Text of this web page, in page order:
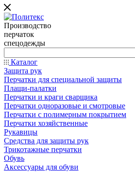
Производство
перчаток
спецодежды
Каталог
Защита рук
Перчатки для специальной защиты
Плащи-палатки
Перчатки и краги сварщика
Перчатки одноразовые и смотровые
Перчатки с полимерным покрытием
Перчатки хозяйственные
Рукавицы
Средства для защиты рук
Трикотажные перчатки
Обувь
Аксессуары для обуви